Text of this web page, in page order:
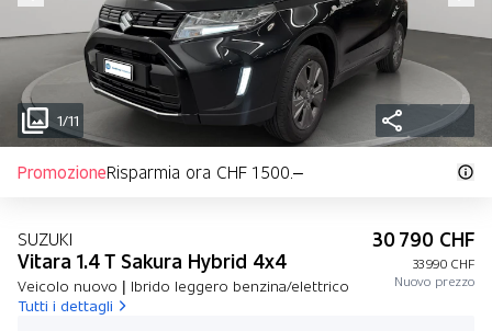
1/11
PromozioneRisparmia ora CHF 1 500.–
SUZUKI
Vitara 1.4 T Sakura Hybrid 4x4
Veicolo nuovo | Ibrido leggero benzina/elettrico
Tutti i dettagli
30 790 CHF
33 990 CHF
Nuovo prezzo